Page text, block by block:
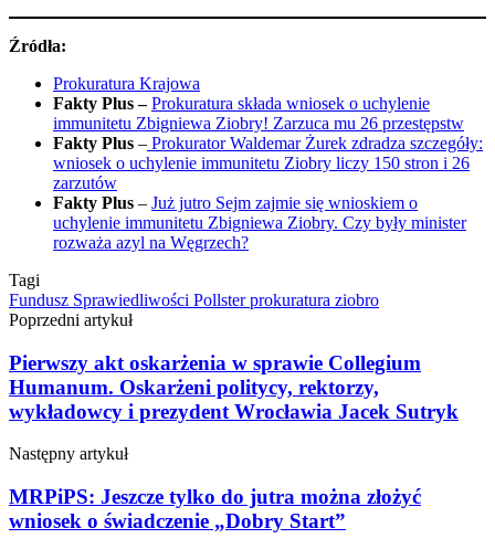
Źródła:
Prokuratura Krajowa
Fakty Plus – Prokuratura składa wniosek o uchylenie
immunitetu Zbigniewa Ziobry! Zarzuca mu 26 przestępstw
Fakty Plus – Prokurator Waldemar Żurek zdradza szczegóły:
wniosek o uchylenie immunitetu Ziobry liczy 150 stron i 26
zarzutów
Fakty Plus – Już jutro Sejm zajmie się wnioskiem o
uchylenie immunitetu Zbigniewa Ziobry. Czy były minister
rozważa azyl na Węgrzech?
Tagi
Fundusz Sprawiedliwości Pollsterprokuratura ziobro
Poprzedni artykuł
Pierwszy akt oskarżenia w sprawie Collegium
Humanum. Oskarżeni politycy, rektorzy,
wykładowcy i prezydent Wrocławia Jacek Sutryk
Następny artykuł
MRPiPS: Jeszcze tylko do jutra można złożyć
wniosek o świadczenie „Dobry Start”